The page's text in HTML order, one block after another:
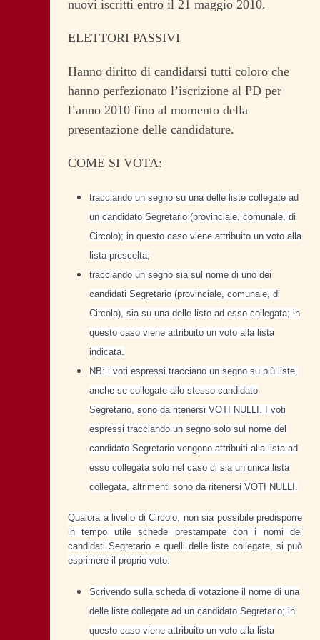
nuovi iscritti entro il 21 maggio 2010.
ELETTORI PASSIVI
Hanno diritto di candidarsi tutti coloro che
hanno perfezionato l’iscrizione al PD per
l’anno 2010 fino al momento della
presentazione delle candidature.
COME SI VOTA:
tracciando un segno su una delle liste collegate ad
un candidato Segretario (provinciale, comunale, di
Circolo); in questo caso viene attribuito un voto alla
lista prescelta;
tracciando un segno sia sul nome di uno dei
candidati Segretario (provinciale, comunale, di
Circolo), sia su una delle liste ad esso collegata; in
questo caso viene attribuito un voto alla lista
indicata.
NB: i voti espressi tracciano un segno su più liste,
anche se collegate allo stesso candidato
Segretario, sono da ritenersi VOTI NULLI. I voti
espressi tracciando un segno solo sul nome del
candidato Segretario vengono attribuiti alla lista ad
esso collegata solo nel caso ci sia un’unica lista
collegata, altrimenti sono da ritenersi VOTI NULLI.
Qualora a livello di Circolo, non sia possibile predisporre
in tempo utile schede prestampate con i nomi dei
candidati Segretario e quelli delle liste collegate, si può
esprimere il proprio voto:
Scrivendo sulla scheda di votazione il nome di una
delle liste collegate ad un candidato Segretario; in
questo caso viene attribuito un voto alla lista